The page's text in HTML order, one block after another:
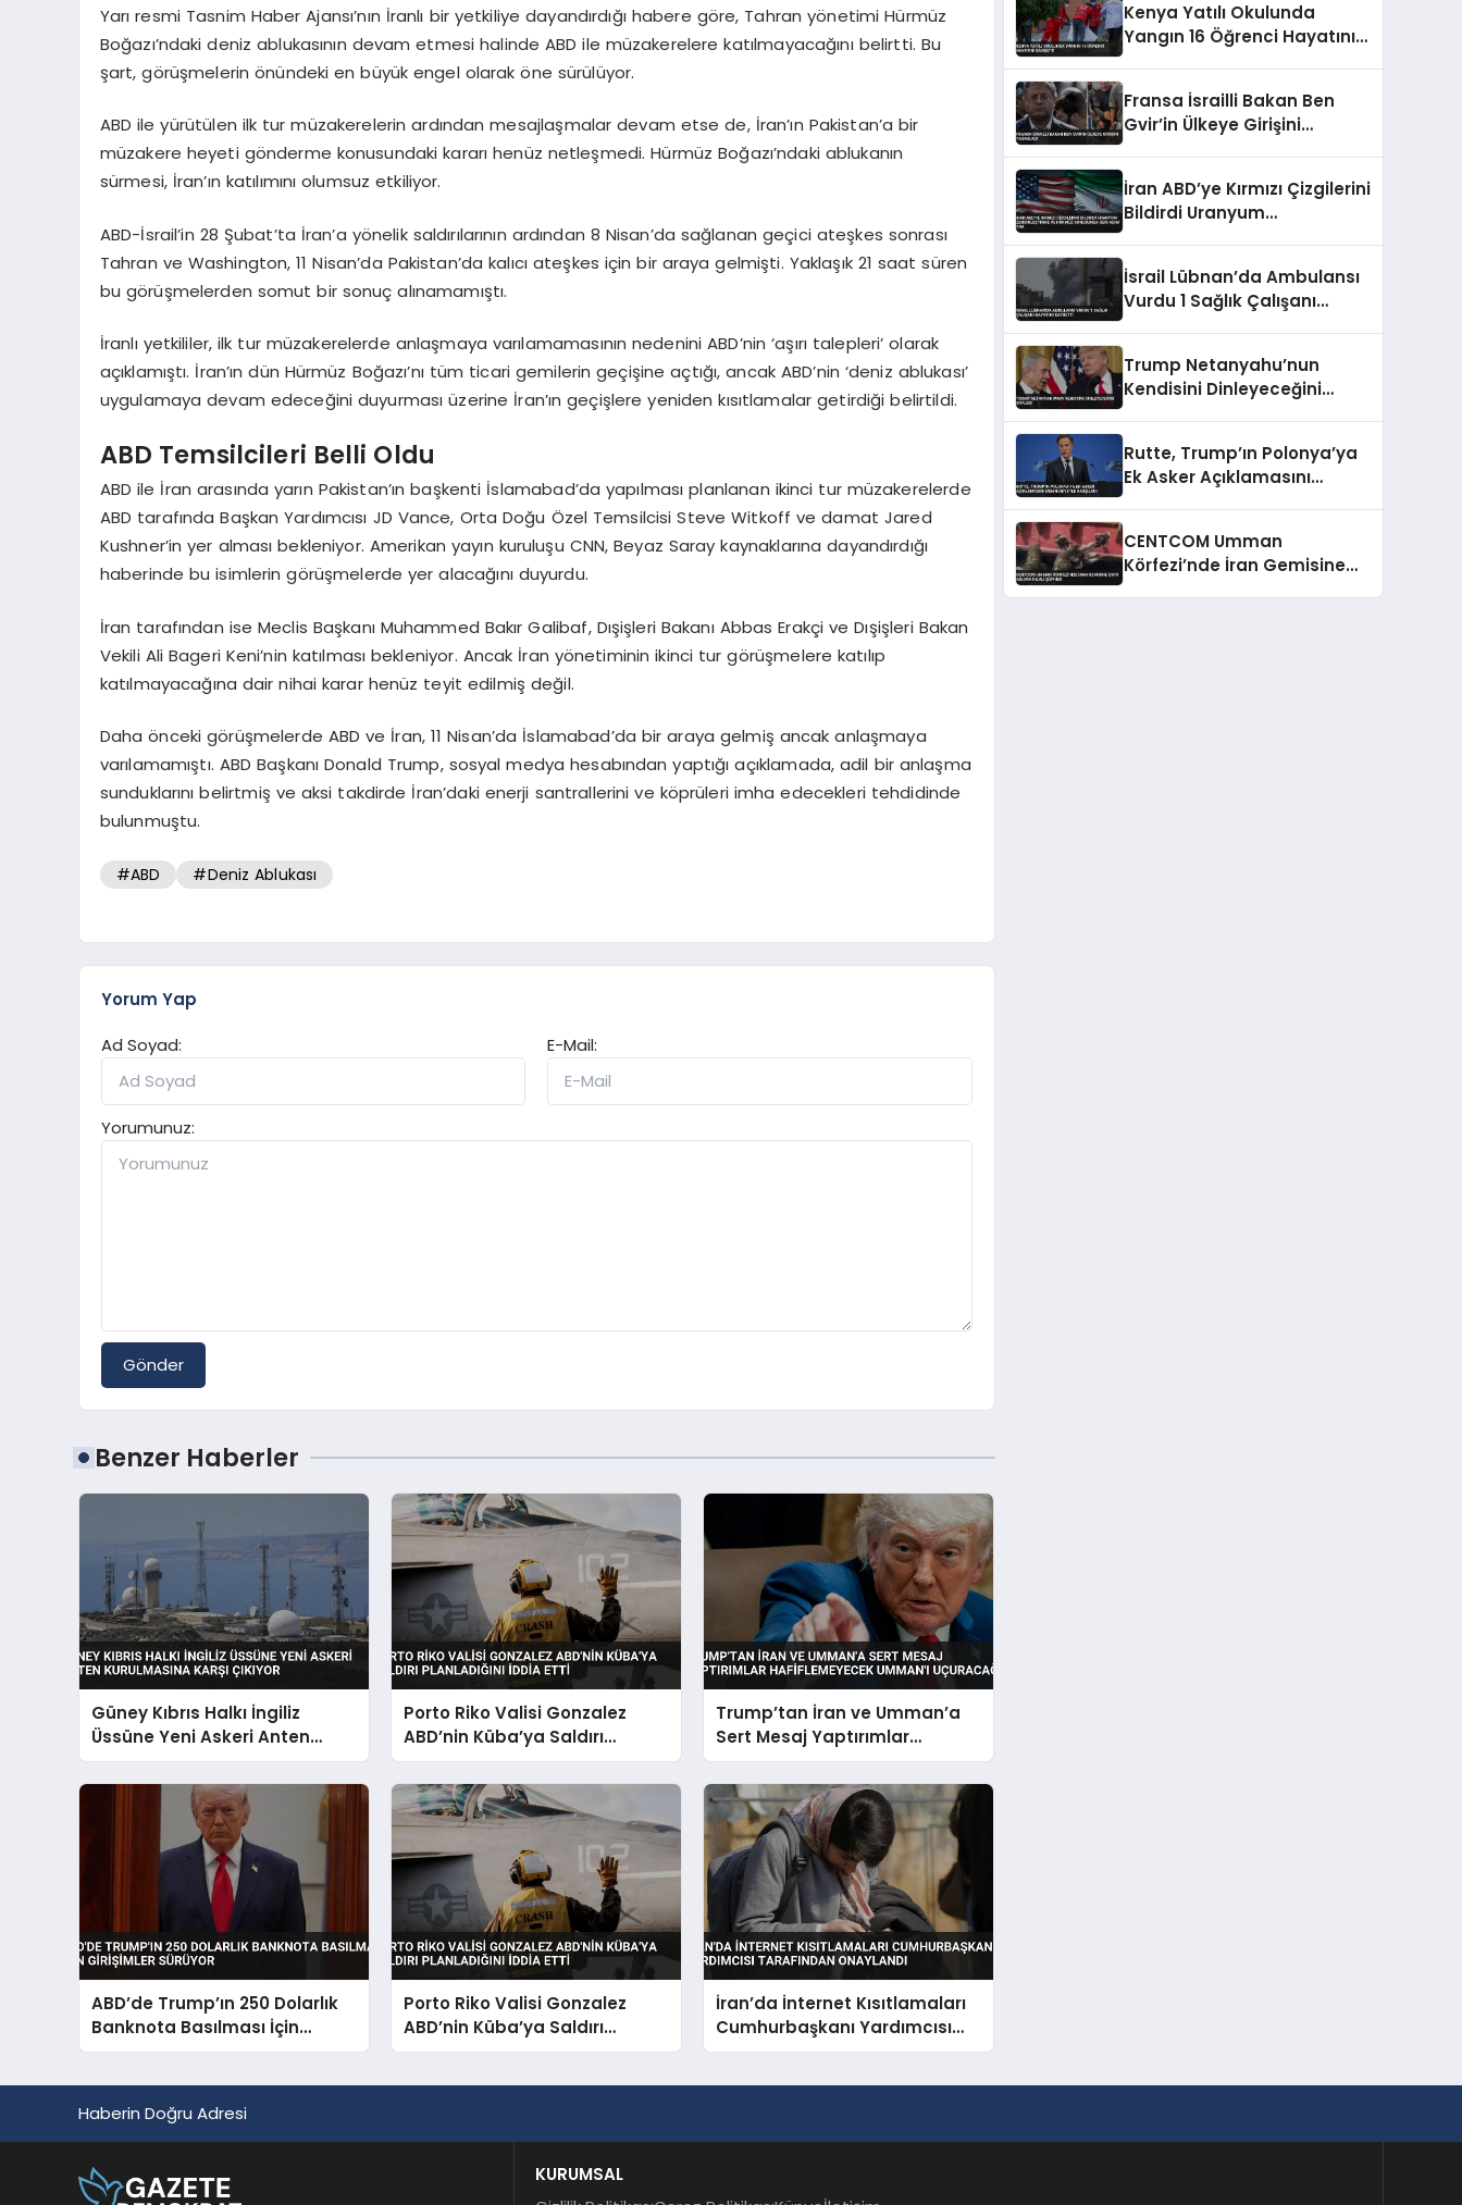
Yarı resmi Tasnim Haber Ajansı’nın İranlı bir yetkiliye dayandırdığı habere göre, Tahran yönetimi Hürmüz
Boğazı’ndaki deniz ablukasının devam etmesi halinde ABD ile müzakerelere katılmayacağını belirtti. Bu
şart, görüşmelerin önündeki en büyük engel olarak öne sürülüyor.
ABD ile yürütülen ilk tur müzakerelerin ardından mesajlaşmalar devam etse de, İran’ın Pakistan’a bir
müzakere heyeti gönderme konusundaki kararı henüz netleşmedi. Hürmüz Boğazı’ndaki ablukanın
sürmesi, İran’ın katılımını olumsuz etkiliyor.
ABD-İsrail’in 28 Şubat’ta İran’a yönelik saldırılarının ardından 8 Nisan’da sağlanan geçici ateşkes sonrası
Tahran ve Washington, 11 Nisan’da Pakistan’da kalıcı ateşkes için bir araya gelmişti. Yaklaşık 21 saat süren
bu görüşmelerden somut bir sonuç alınamamıştı.
İranlı yetkililer, ilk tur müzakerelerde anlaşmaya varılamamasının nedenini ABD’nin ‘aşırı talepleri’ olarak
açıklamıştı. İran’ın dün Hürmüz Boğazı’nı tüm ticari gemilerin geçişine açtığı, ancak ABD’nin ‘deniz ablukası’
uygulamaya devam edeceğini duyurması üzerine İran’ın geçişlere yeniden kısıtlamalar getirdiği belirtildi.
ABD Temsilcileri Belli Oldu
ABD ile İran arasında yarın Pakistan’ın başkenti İslamabad’da yapılması planlanan ikinci tur müzakerelerde
ABD tarafında Başkan Yardımcısı JD Vance, Orta Doğu Özel Temsilcisi Steve Witkoff ve damat Jared
Kushner’in yer alması bekleniyor. Amerikan yayın kuruluşu CNN, Beyaz Saray kaynaklarına dayandırdığı
haberinde bu isimlerin görüşmelerde yer alacağını duyurdu.
İran tarafından ise Meclis Başkanı Muhammed Bakır Galibaf, Dışişleri Bakanı Abbas Erakçi ve Dışişleri Bakan
Vekili Ali Bageri Keni’nin katılması bekleniyor. Ancak İran yönetiminin ikinci tur görüşmelere katılıp
katılmayacağına dair nihai karar henüz teyit edilmiş değil.
Daha önceki görüşmelerde ABD ve İran, 11 Nisan’da İslamabad’da bir araya gelmiş ancak anlaşmaya
varılamamıştı. ABD Başkanı Donald Trump, sosyal medya hesabından yaptığı açıklamada, adil bir anlaşma
sunduklarını belirtmiş ve aksi takdirde İran’daki enerji santrallerini ve köprüleri imha edecekleri tehdidinde
bulunmuştu.
#ABD #Deniz Ablukası
Yorum Yap
Ad Soyad:
E-Mail:
Yorumunuz:
Gönder
Benzer Haberler
Güney Kıbrıs Halkı İngiliz
Üssüne Yeni Askeri Anten
Kurulmasına Karşı Çıkıyor
Porto Riko Valisi Gonzalez
ABD’nin Küba’ya Saldırı
Planladığını İddia Etti
Trump’tan İran ve Umman’a
Sert Mesaj Yaptırımlar
Hafiflemeyecek Umman’ı
Uçuracağız
ABD’de Trump’ın 250 Dolarlık
Banknota Basılması İçin
Girişimler Sürüyor
Porto Riko Valisi Gonzalez
ABD’nin Küba’ya Saldırı
Planladığını İddia Etti
İran’da İnternet Kısıtlamaları
Cumhurbaşkanı Yardımcısı
Tarafından Onaylandı
Kenya Yatılı Okulunda
Yangın 16 Öğrenci Hayatını
Fransa İsrailli Bakan Ben
Gvir’in Ülkeye Girişini
İran ABD’ye Kırmızı Çizgilerini
Bildirdi Uranyum
İsrail Lübnan’da Ambulansı
Vurdu 1 Sağlık Çalışanı
Trump Netanyahu’nun
Kendisini Dinleyeceğini
Rutte, Trump’ın Polonya’ya
Ek Asker Açıklamasını
CENTCOM Umman
Körfezi’nde İran Gemisine
Haberin Doğru Adresi
KURUMSAL